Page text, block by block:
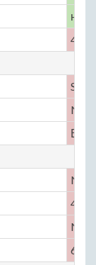
нет
4
S
No
No
40
No
660